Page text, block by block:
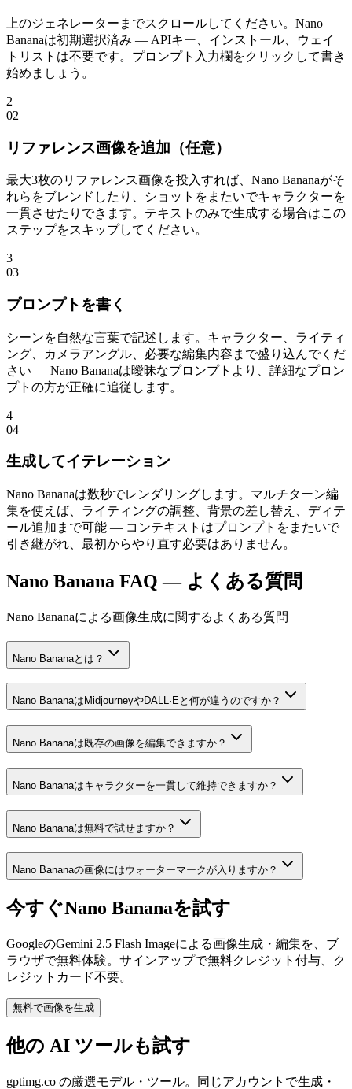
上のジェネレーターまでスクロールしてください。Nano
Bananaは初期選択済み — APIキー、インストール、ウェイ
トリストは不要です。プロンプト入力欄をクリックして書き
始めましょう。
2
02
リファレンス画像を追加（任意）
最大3枚のリファレンス画像を投入すれば、Nano Bananaがそ
れらをブレンドしたり、ショットをまたいでキャラクターを
一貫させたりできます。テキストのみで生成する場合はこの
ステップをスキップしてください。
3
03
プロンプトを書く
シーンを自然な言葉で記述します。キャラクター、ライティ
ング、カメラアングル、必要な編集内容まで盛り込んでくだ
さい — Nano Bananaは曖昧なプロンプトより、詳細なプロン
プトの方が正確に追従します。
4
04
生成してイテレーション
Nano Bananaは数秒でレンダリングします。マルチターン編
集を使えば、ライティングの調整、背景の差し替え、ディテ
ール追加まで可能 — コンテキストはプロンプトをまたいで
引き継がれ、最初からやり直す必要はありません。
Nano Banana FAQ — よくある質問
Nano Bananaによる画像生成に関するよくある質問
Nano Bananaとは？
Nano BananaはMidjourneyやDALL·Eと何が違うのですか？
Nano Bananaは既存の画像を編集できますか？
Nano Bananaはキャラクターを一貫して維持できますか？
Nano Bananaは無料で試せますか？
Nano Bananaの画像にはウォーターマークが入りますか？
今すぐNano Bananaを試す
GoogleのGemini 2.5 Flash Imageによる画像生成・編集を、ブ
ラウザで無料体験。サインアップで無料クレジット付与、ク
レジットカード不要。
無料で画像を生成
他の AI ツールも試す
gptimg.co の厳選モデル・ツール。同じアカウントで生成・